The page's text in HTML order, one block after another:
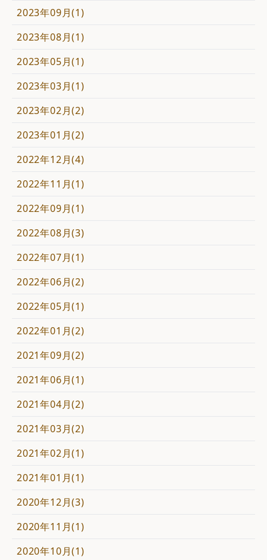
2023年09月(1)
2023年08月(1)
2023年05月(1)
2023年03月(1)
2023年02月(2)
2023年01月(2)
2022年12月(4)
2022年11月(1)
2022年09月(1)
2022年08月(3)
2022年07月(1)
2022年06月(2)
2022年05月(1)
2022年01月(2)
2021年09月(2)
2021年06月(1)
2021年04月(2)
2021年03月(2)
2021年02月(1)
2021年01月(1)
2020年12月(3)
2020年11月(1)
2020年10月(1)